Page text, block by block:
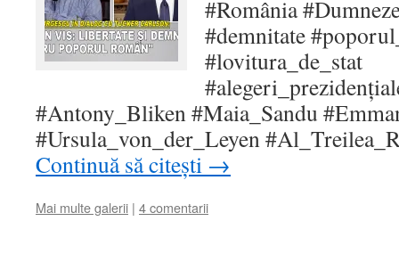
#România
#demnitate
#lovitura_de_stat
#Antony_Bliken #Maia_Sandu
#Ursula_von_der_Leyen
Continuă să citești →
Mai multe galerii | 4 comentarii